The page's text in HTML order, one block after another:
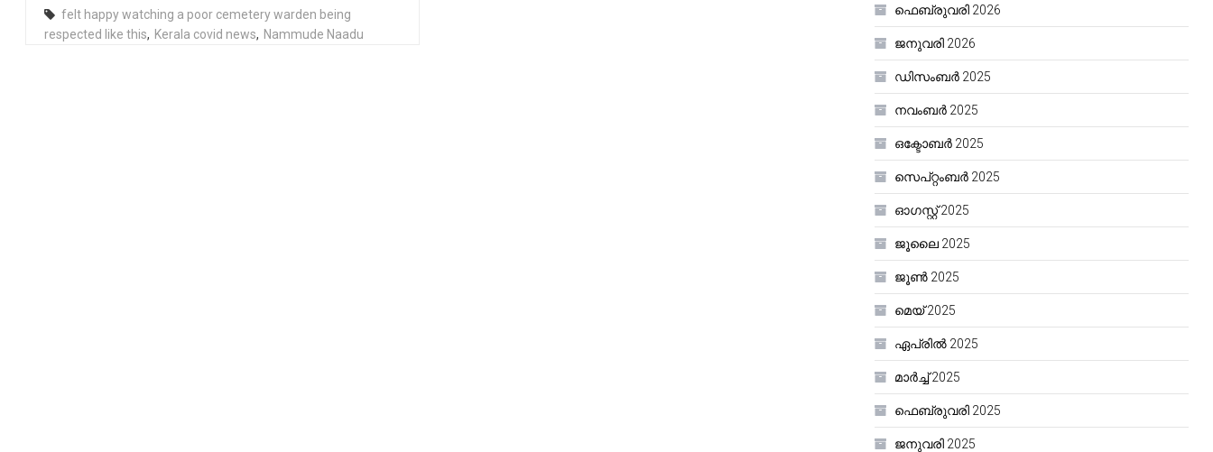
felt happy watching a poor cemetery warden being
respected like this, Kerala covid news, Nammude Naadu
ഫെബ്രുവരി 2026
ജനുവരി 2026
ഡിസംബർ 2025
നവംബർ 2025
ഒക്ടോബർ 2025
സെപ്റ്റംബർ 2025
ഓഗസ്റ്റ്‌ 2025
ജൂലൈ 2025
ജൂൺ 2025
മെയ്‌ 2025
ഏപ്രിൽ 2025
മാർച്ച്‌ 2025
ഫെബ്രുവരി 2025
ജനുവരി 2025